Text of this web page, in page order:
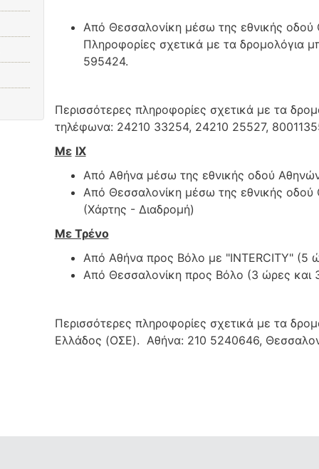
Από Θεσσαλονίκη μέσω της εθνικής
Πληροφορίες σχετικά με τα δρομολόγια
595424.
Περισσότερες πληροφορίες σχετικά με τα
τηλέφωνα: 24210 33254, 24210 25527,
Με ΙΧ
Από Αθήνα μέσω της εθνικής οδού
Από Θεσσαλονίκη μέσω της εθνικής
(Χάρτης - Διαδρομή)
Με Τρένο
Από Αθήνα προς Βόλο με "INTERCITY" (5
Από Θεσσαλονίκη προς Βόλο (3 ώρες και
Περισσότερες πληροφορίες σχετικά με τα
Ελλάδος (OΣE). Αθήνα: 210 5240646,